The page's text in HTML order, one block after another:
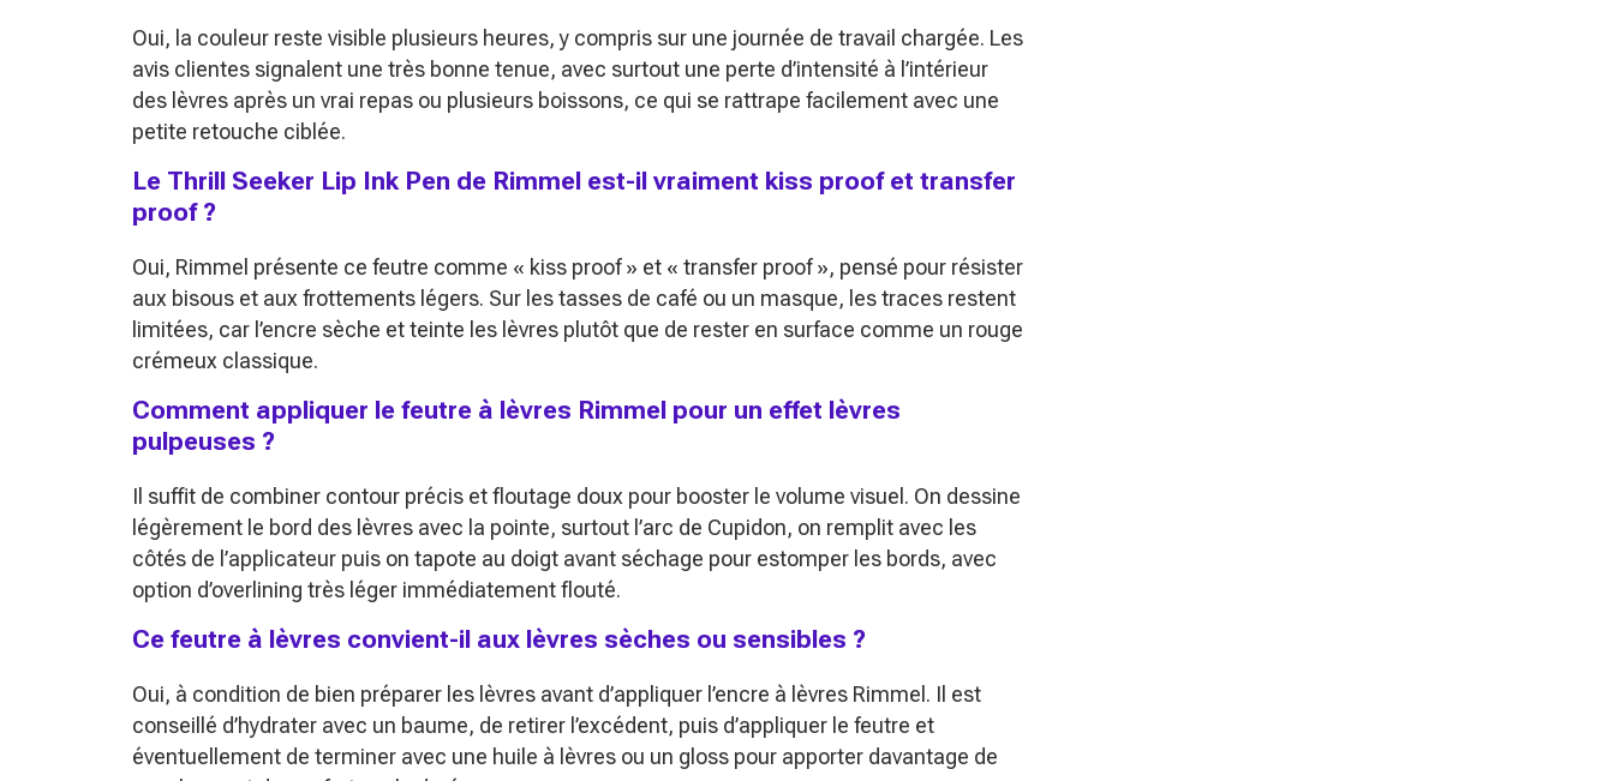
Oui, la couleur reste visible plusieurs heures, y compris sur une journée de travail chargée. Les
avis clientes signalent une très bonne tenue, avec surtout une perte d’intensité à l’intérieur
des lèvres après un vrai repas ou plusieurs boissons, ce qui se rattrape facilement avec une
petite retouche ciblée.
Le Thrill Seeker Lip Ink Pen de Rimmel est-il vraiment kiss proof et transfer
proof ?
Oui, Rimmel présente ce feutre comme « kiss proof » et « transfer proof », pensé pour résister
aux bisous et aux frottements légers. Sur les tasses de café ou un masque, les traces restent
limitées, car l’encre sèche et teinte les lèvres plutôt que de rester en surface comme un rouge
crémeux classique.
Comment appliquer le feutre à lèvres Rimmel pour un effet lèvres
pulpeuses ?
Il suffit de combiner contour précis et floutage doux pour booster le volume visuel. On dessine
légèrement le bord des lèvres avec la pointe, surtout l’arc de Cupidon, on remplit avec les
côtés de l’applicateur puis on tapote au doigt avant séchage pour estomper les bords, avec
option d’overlining très léger immédiatement flouté.
Ce feutre à lèvres convient-il aux lèvres sèches ou sensibles ?
Oui, à condition de bien préparer les lèvres avant d’appliquer l’encre à lèvres Rimmel. Il est
conseillé d’hydrater avec un baume, de retirer l’excédent, puis d’appliquer le feutre et
éventuellement de terminer avec une huile à lèvres ou un gloss pour apporter davantage de